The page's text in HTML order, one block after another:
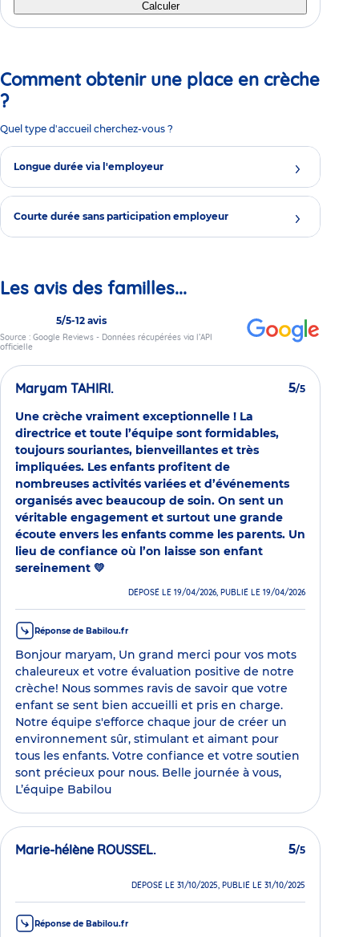
Calculer
Comment obtenir une place en crèche
?
Quel type d'accueil cherchez-vous ?
Longue durée via l'employeur
Courte durée sans participation employeur
Les avis des familles...
5/5-12 avis
Source : Google Reviews - Données récupérées via l’API
officielle
Maryam TAHIRI. 5/5
Une crèche vraiment exceptionnelle ! La
directrice et toute l’équipe sont formidables,
toujours souriantes, bienveillantes et très
impliquées. Les enfants profitent de
nombreuses activités variées et d’événements
organisés avec beaucoup de soin. On sent un
véritable engagement et surtout une grande
écoute envers les enfants comme les parents. Un
lieu de confiance où l’on laisse son enfant
sereinement 💛
DÉPOSÉ LE 19/04/2026, PUBLIÉ LE 19/04/2026
Réponse de Babilou.fr
Bonjour maryam, Un grand merci pour vos mots
chaleureux et votre évaluation positive de notre
crèche! Nous sommes ravis de savoir que votre
enfant se sent bien accueilli et pris en charge.
Notre équipe s'efforce chaque jour de créer un
environnement sûr, stimulant et aimant pour
tous les enfants. Votre confiance et votre soutien
sont précieux pour nous. Belle journée à vous,
L’équipe Babilou
Marie-hélène ROUSSEL. 5/5
DÉPOSÉ LE 31/10/2025, PUBLIÉ LE 31/10/2025
Réponse de Babilou.fr